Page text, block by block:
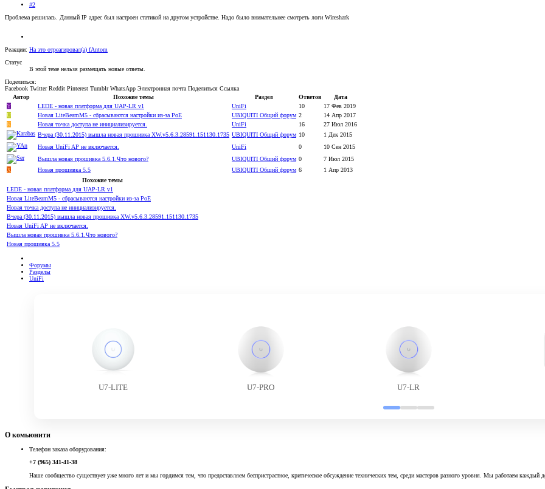
#2
Проблема решилась. Данный IP адрес был настроен статикой на другом устройстве. Надо было внимательнее смотреть логи Wireshark
Реакции: На это отреагировал(а) fAntom
Статус
В этой теме нельзя размещать новые ответы.
Поделиться:
Facebook Twitter Reddit Pinterest Tumblr WhatsApp Электронная почта Поделиться Ссылка
Автор
Похожие темы Раздел Ответов
Дата
Y
LEDE - новая платформа для UAP-LR v1 UniFi 10
17 Фев 2019
U
Новая LiteBeamM5 - сбрасываются настройки из-за PoE UBIQUITI Общий форум 2
14 Апр 2017
K
Новая точка доступа не инициализируется. UniFi 16
27 Июл 2016
Вчера (30.11.2015) вышла новая прошивка XW.v5.6.3.28591.151130.1735 UBIQUITI Общий форум 10
1 Дек 2015
Новая UniFi AP не включается.
UniFi 0
10 Сен 2015
Вышла новая прошивка 5.6.1.Что нового?
UBIQUITI Общий форум 0
7 Июл 2015
Х
Новая прошивка 5.5 UBIQUITI Общий форум 6
1 Апр 2013
Похожие темы
LEDE - новая платформа для UAP-LR v1
Новая LiteBeamM5 - сбрасываются настройки из-за PoE
Новая точка доступа не инициализируется.
Вчера (30.11.2015) вышла новая прошивка XW.v5.6.3.28591.151130.1735
Новая UniFi AP не включается.
Вышла новая прошивка 5.6.1.Что нового?
Новая прошивка 5.5
Форумы
Разделы
UniFi
U7-LITE U7-PRO U7-LR
О комьюнити
Телефон заказа оборудования:
+7 (965) 341-41-38
Наше сообщество существует уже много лет и мы гордимся тем, что предоставляем беспристрастное, критическое обсуждение технических тем, среди мастеров разного уровня. Мы работаем